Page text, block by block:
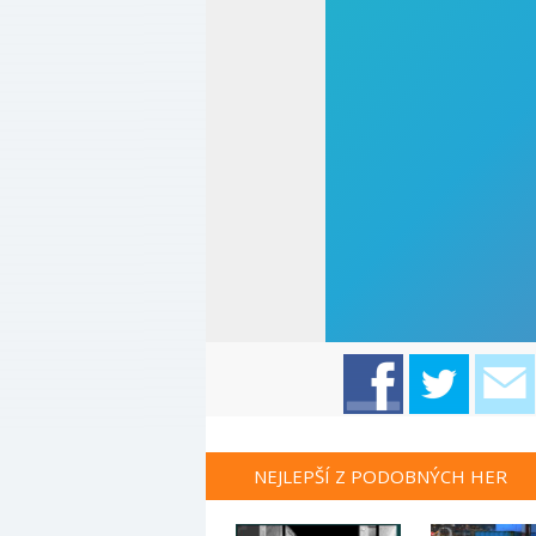
NEJLEPŠÍ Z PODOBNÝCH HER